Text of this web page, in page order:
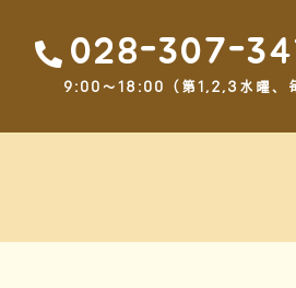
028-307-
9:00～18:00（第1,2,3水曜、